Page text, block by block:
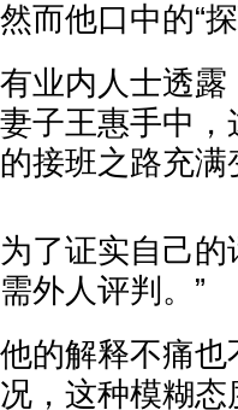
然而他口中的“
有业内人士透
妻子王惠手中，
的接班之路充满
为了证实自己
需外人评判。”
他的解释不痛
况，这种模糊